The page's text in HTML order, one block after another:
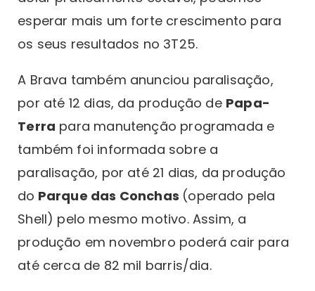
esperar mais um forte crescimento para
os seus resultados no 3T25.
A Brava também anunciou paralisação,
por até 12 dias, da produção de Papa-
Terra para manutenção programada e
também foi informada sobre a
paralisação, por até 21 dias, da produção
do Parque das Conchas (operado pela
Shell) pelo mesmo motivo. Assim, a
produção em novembro poderá cair para
até cerca de 82 mil barris/dia.